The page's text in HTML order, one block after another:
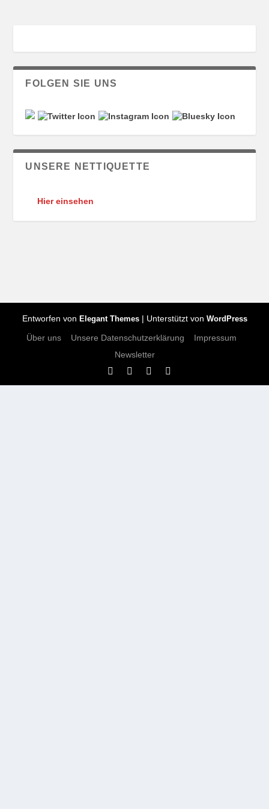
FOLGEN SIE UNS
UNSERE NETTIQUETTE
Hier einsehen
Entworfen von Elegant Themes| Unterstützt von WordPress
Über uns Unsere Datenschutzerklärung
Impressum
Newsletter